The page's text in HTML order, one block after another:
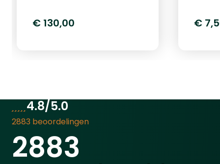
home defense. Met een
indrukwekkende kracht van
Quick Pierce System kunt u
een 12-grams CO2-capsule
(Let op: Niet meegeleverd!)
vooraf plaatsen zonder
deze direct te activeren.
Een eenvoudige tik activeert
€ 130,00 €
4.8/5.0
2883 beoordelingen
2883